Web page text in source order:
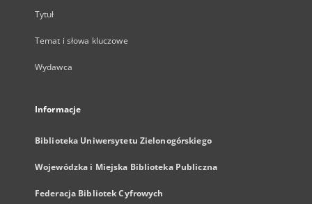
Tytuł
Temat i słowa kluczowe
Wydawca
Informacje
Biblioteka Uniwersytetu Zielonogórskiego
Wojewódzka i Miejska Biblioteka Publiczna
Federacja Bibliotek Cyfrowych